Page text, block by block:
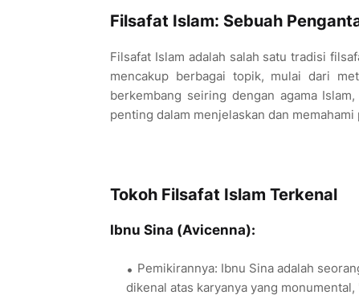
Filsafat Islam: Sebuah
Filsafat Islam adalah salah satu tradisi
mencakup berbagai topik, mulai dari
berkembang seiring dengan agama
penting dalam menjelaskan dan
Tokoh Filsafat Islam Terkenal
Ibnu Sina (Avicenna):
Pemikirannya: Ibnu Sina adalah
dikenal atas karyanya yang